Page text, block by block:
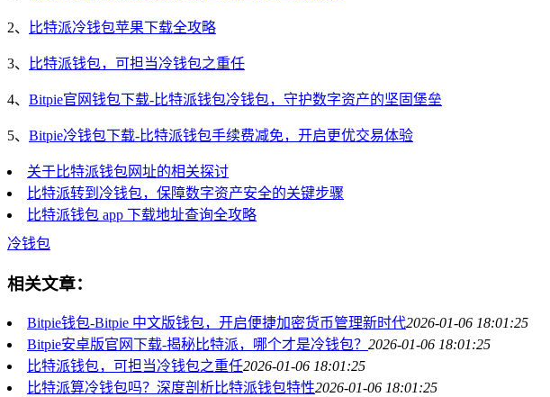
2、 比特派冷钱包苹果下载全攻略
3、 比特派钱包，可担当冷钱包之重任
4、 Bitpie官网钱包下载-比特派钱包冷钱包，守护数字资产的坚固堡垒
5、 Bitpie冷钱包下载-比特派钱包手续费减免，开启更优交易体验
关于比特派钱包网址的相关探讨
比特派转到冷钱包，保障数字资产安全的关键步骤
比特派钱包 app 下载地址查询全攻略
冷钱包
相关文章：
Bitpie钱包-Bitpie 中文版钱包，开启便捷加密货币管理新时代2026-01-06 18:01:25
Bitpie安卓版官网下载-揭秘比特派，哪个才是冷钱包？ 2026-01-06 18:01:25
比特派钱包，可担当冷钱包之重任2026-01-06 18:01:25
比特派算冷钱包吗？深度剖析比特派钱包特性2026-01-06 18:01:25